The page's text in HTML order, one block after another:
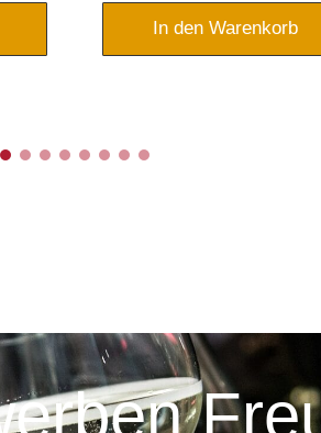
In den Warenkorb